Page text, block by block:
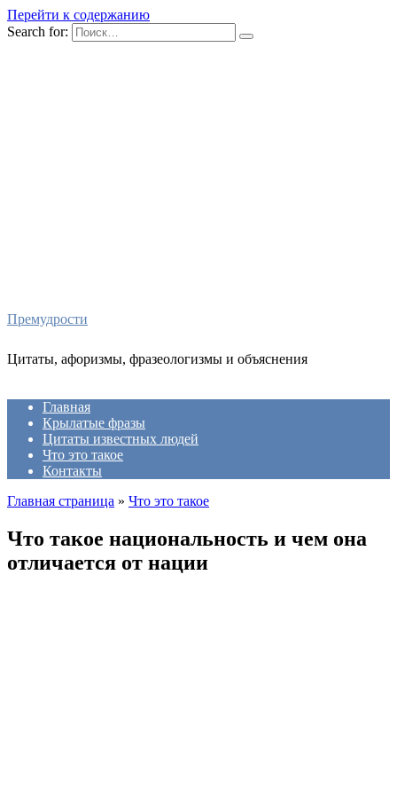
Перейти к содержанию
Search for:
Премудрости
Цитаты, афоризмы, фразеологизмы и объяснения
Главная
Крылатые фразы
Цитаты известных людей
Что это такое
Контакты
Главная страница » Что это такое
Что такое национальность и чем она
отличается от нации